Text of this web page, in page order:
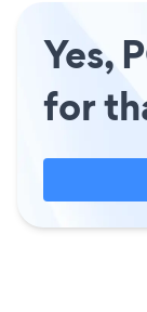
Yes,
for